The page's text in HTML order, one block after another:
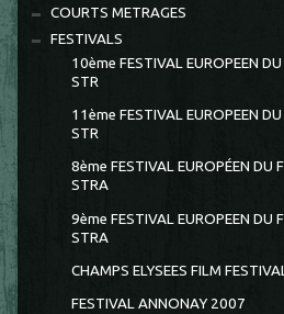
COURTS METRAGES
FESTIVALS
10ème FESTIVAL EUROPEEN
STR
11ème FESTIVAL EUROPEEN
STR
8ème FESTIVAL EUROPÉEN DU
STRA
9ème FESTIVAL EUROPEEN DU
STRA
CHAMPS ELYSEES FILM
FESTIVAL ANNONAY 2007